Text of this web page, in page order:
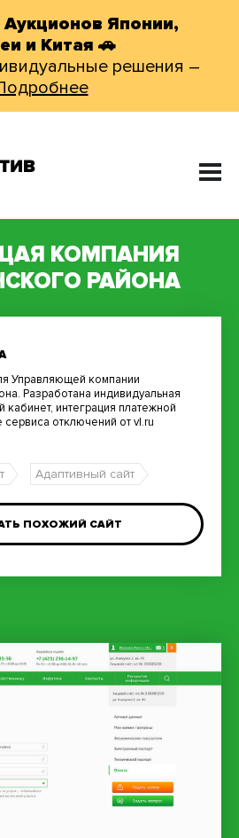
Японии,
и Китая 🚗
решения –
КОМПАНИЯ
РАЙОНА
Управляющей компании
Разработана индивидуальная
кабинет, интеграция платежной
отключений от vl.ru
Адаптивный сайт
ПОХОЖИЙ САЙТ